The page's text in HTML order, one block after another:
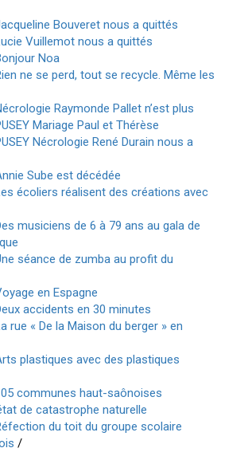
Bouveret nous a quittés
Vuillemot nous a quittés
Noa
ne se perd, tout se recycle. Même les
Raymonde Pallet n’est plus
Mariage Paul et Thérèse
Nécrologie René Durain nous a
Sube est décédée
écoliers réalisent des créations avec
musiciens de 6 à 79 ans au gala de
séance de zumba au profit du
en Espagne
accidents en 30 minutes
rue « De la Maison du berger » en
plastiques avec des plastiques
communes haut-saônoises
de catastrophe naturelle
du toit du groupe scolaire
/